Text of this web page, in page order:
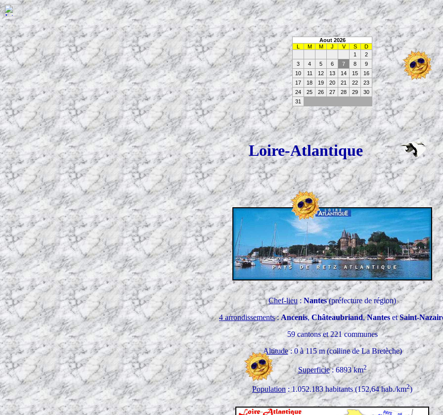
Aout 2026
L
M M J V S
D
1
2
3
4 5 6 7 8
9
10
11 12 13 14 15
16
17
18 19 20 21 22
23
24
25 26 27 28 29
30
31
Loire-Atlantique
Chef-lieu : Nantes(préfecture de région)
4 arrondissements:Ancenis, Châteaubriand,NantesetSaint-
59 cantons et 221 communes
Altitude: 0 à 115 m (colline de La Bretèche)
Superficie: 6893 km2
Population : 1.052.183 habitants (152,64 hab./km2)